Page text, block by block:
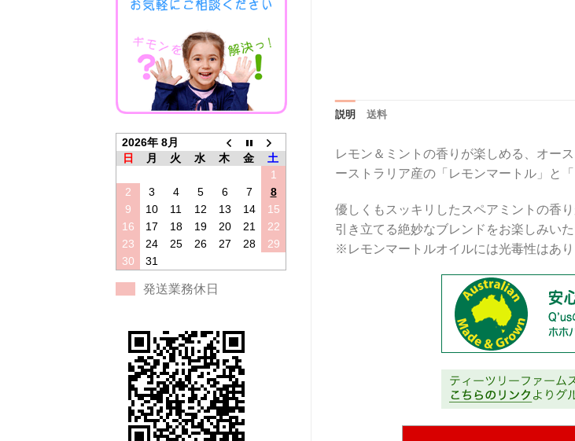
2026年 8月
日
月 火 水 木 金
土
1
2
3 4 5 6 7
8
9
10 11 12 13 14
15
16
17 18 19 20 21
22
23
24 25 26 27 28
29
30
31
発送業務休日
説明 送料
レモン＆ミントの香りが楽しめる、オー
ーストラリア産の「レモンマートル」と
優しくもスッキリしたスペアミントの香
引き立てる絶妙なブレンドをお楽しみいた
※レモンマートルオイルには光毒性はあ